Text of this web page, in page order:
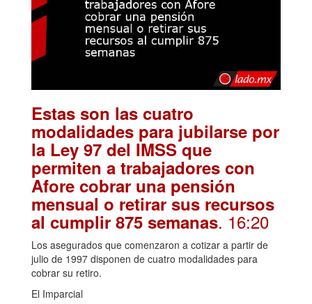
Estas son las cuatro
modalidades para jubilarse por
la Ley 97 del IMSS que
permiten a trabajadores con
Afore cobrar una pensión
mensual o retirar sus recursos
al cumplir 875 semanas. 16:20
Los asegurados que comenzaron a cotizar a partir de
julio de 1997 disponen de cuatro modalidades para
cobrar su retiro.
El Imparcial